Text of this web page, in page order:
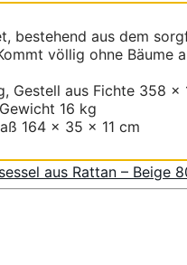
bestehend aus dem
völlig ohne Bäume
Gestell aus Fichte 358 x
16 kg
164 x 35 x 11 cm
aus Rattan – Beige